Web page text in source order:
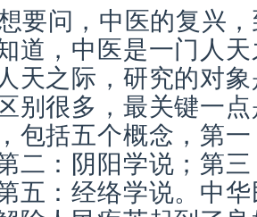
要问，中医的复兴
道，中医是一门人
天之际，研究的对
别很多，最关键一
包括五个概念，第
二：阴阳学说；第
五：经络学说。中